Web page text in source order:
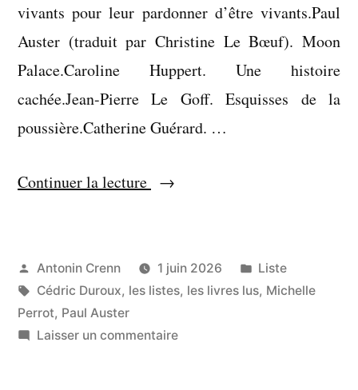
vivants pour leur pardonner d’être vivants.Paul
Auster (traduit par Christine Le Bœuf). Moon
Palace.Caroline Huppert. Une histoire
cachée.Jean-Pierre Le Goff. Esquisses de la
poussière.Catherine Guérard. …
Continuer la lecture « Liste
lus
en
mai
Publié
par
Antonin Crenn 1 juin 2026
Publié
dans
Liste
Étiquettes :
Cédric Duroux, les listes, les livres lus, Michelle
Perrot, Paul Auster
Laisser un commentairesur